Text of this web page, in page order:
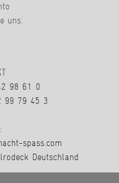
uns.
98 61 0
99 79 45 3
spass.com
Deutschland